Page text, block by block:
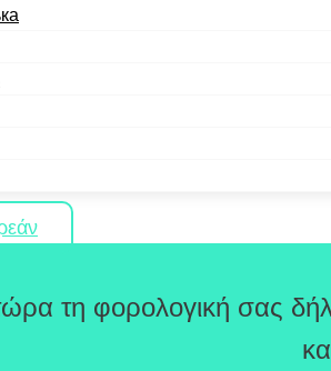
τη φορολογική σας